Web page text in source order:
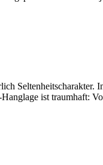
Seltenheitscharakter.
ist traumhaft: